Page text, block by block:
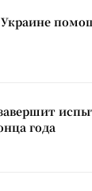
года